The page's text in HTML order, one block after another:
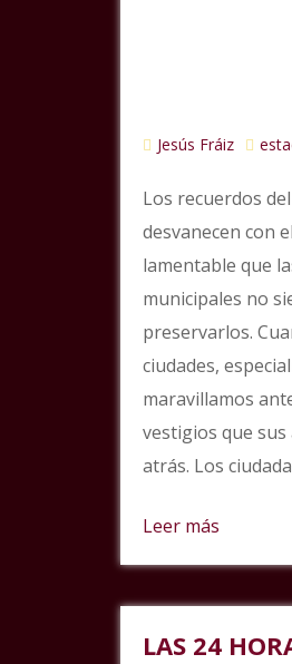
Jesús Fráiz
Los recuerdos
desvanecen con
lamentable que
municipales no
preservarlos.
ciudades,
maravillamos
vestigios que
atrás. Los
Leer más
LAS 24